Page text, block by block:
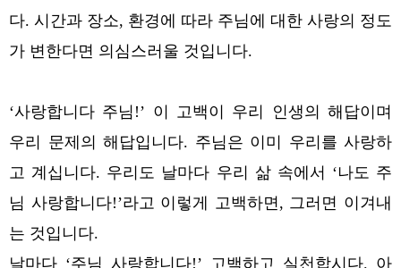
다. 시간과 장소, 환경에 따라 주님에 대한 사랑의 정도
가 변한다면 의심스러울 것입니다.
‘사랑합니다 주님!’ 이 고백이 우리 인생의 해답이며
우리 문제의 해답입니다. 주님은 이미 우리를 사랑하
고 계십니다. 우리도 날마다 우리 삶 속에서 ‘나도 주
님 사랑합니다!’라고 이렇게 고백하면, 그러면 이겨내
는 것입니다.
날마다 ‘주님 사랑합니다!’ 고백하고 실천합시다. 아